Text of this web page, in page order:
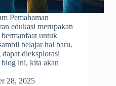
Pemahaman
edukasi merupakan
untuk
belajar hal baru.
dieksplorasi
ini, kita akan
28, 2025